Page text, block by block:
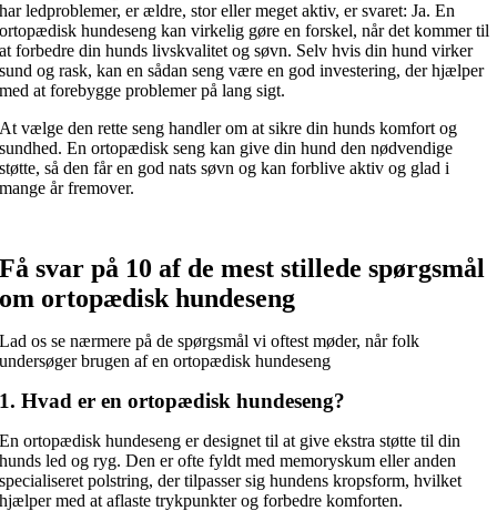
har ledproblemer, er ældre, stor eller meget aktiv, er svaret: Ja. En
ortopædisk hundeseng kan virkelig gøre en forskel, når det kommer til
at forbedre din hunds livskvalitet og søvn. Selv hvis din hund virker
sund og rask, kan en sådan seng være en god investering, der hjælper
med at forebygge problemer på lang sigt.
At vælge den rette seng handler om at sikre din hunds komfort og
sundhed. En ortopædisk seng kan give din hund den nødvendige
støtte, så den får en god nats søvn og kan forblive aktiv og glad i
mange år fremover.
Få svar på 10 af de mest stillede spørgsmål
om ortopædisk hundeseng
Lad os se nærmere på de spørgsmål vi oftest møder, når folk
undersøger brugen af en ortopædisk hundeseng
1. Hvad er en ortopædisk hundeseng?
En ortopædisk hundeseng er designet til at give ekstra støtte til din
hunds led og ryg. Den er ofte fyldt med memoryskum eller anden
specialiseret polstring, der tilpasser sig hundens kropsform, hvilket
hjælper med at aflaste trykpunkter og forbedre komforten.